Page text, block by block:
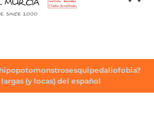
(y locas) del español